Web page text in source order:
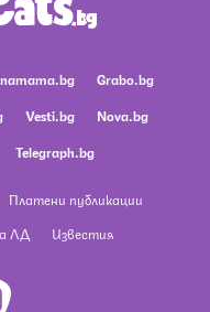
Grabo.bg
Vesti.bg
Nova.bg
Telegraph.bg
Платени публикации
ЛД Известия